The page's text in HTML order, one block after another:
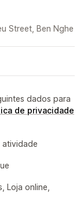
Street, Ben Nghe
dados para
de privacidade
atividade
Loja online,